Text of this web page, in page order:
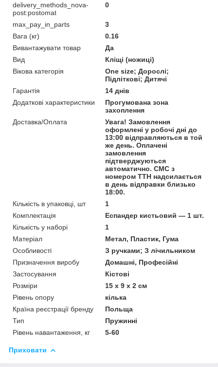
delivery_methods_nova-
post:postomat
0
max_pay_in_parts
3
Вага (кг)
0.16
Вивантажувати товар
Да
Вид
Кліщі (ножиці)
Вікова категорія
One size; Дорослі;
Підліткові; Дитячі
Гарантія
14 днів
Додаткові характеристики
Прогумована зона
захоплення
Доставка/Оплата
Увага! Замовлення
оформлені у робочі дні до
13:00 відправляються в той
же день. Оплачені
замовлення
підтверджуються
автоматично. СМС з
номером ТТН надсилається
в день відправки близько
18:00.
Кількість в упаковці, шт
1
Комплектація
Еспандер кистьовий — 1 шт.
Кількість у наборі
1
Матеріал
Метал, Пластик, Гума
Особливості
З ручками; З лічильником
Призначення виробу
Домашні, Професійні
Застосування
Кістові
Розміри
15 x 9 x 2 см
Рівень опору
кілька
Країна реєстрації бренду
Польща
Тип
Пружинні
Рівень навантаження, кг
5-60
Приховати